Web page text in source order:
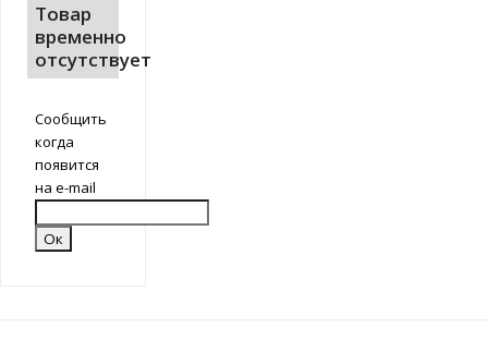
Товар
временно
отсутствует
Сообщить
когда
появится
на e-mail